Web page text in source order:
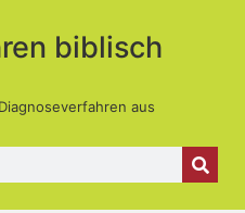
biblisch
aus